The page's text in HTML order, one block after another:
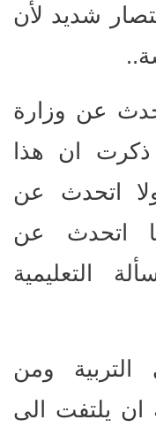
شديد لأن
عن وزارة
ان هذا
اتحدث عن
اتحدث عن
التعليمية
ومن
ان يلتفت الى